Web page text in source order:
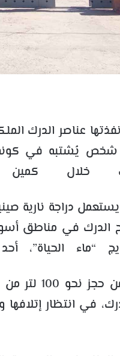
عناصر الدرك
شخص يُشتبه في
خلال
دراجة نارية
في مناطق
“ماء الحياة”،
وقد مكنت
في انتظار